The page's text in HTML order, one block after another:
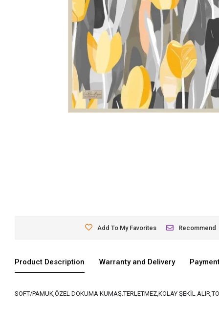
Add To My Favorites Recommend
Product Description Warranty and Delivery
SOFT/PAMUK,ÖZEL DOKUMA KUMAŞ.TERLETMEZ,KOLAY ŞEKİL